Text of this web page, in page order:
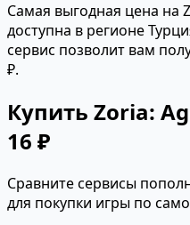
Самая выгодная цена на
доступна в регионе
сервис позволит вам
₽.
Купить Zoria:
16 ₽
Сравните сервисы
для покупки игры по